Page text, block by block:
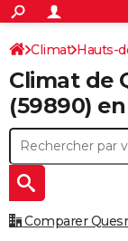
ACTUALITÉS
Politique
Société
Faits Divers
Education
Monde
Villes
+
SPORT
Coupe du monde
Football
Tennis
Cyclisme
Rugby
Forum
Programme TV
TNT
Streaming
Cinéma
Sorties cinéma
Musique
+
FINANCE
Retraite
Impôts
Epargne
Immobilier
Risques naturels
Banque
Assurance
Crédit
AUTO
Essais
Réserver un essai
Citadines
Berlines
SUV
Forum auto
+
HIGH-TECH
Climat Hauts-
Climat de
(59890)
Comparer